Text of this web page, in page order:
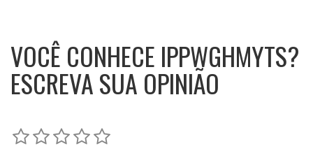
VOCÊ CONHECE IPPWGHMYTS?
ESCREVA SUA OPINIÃO